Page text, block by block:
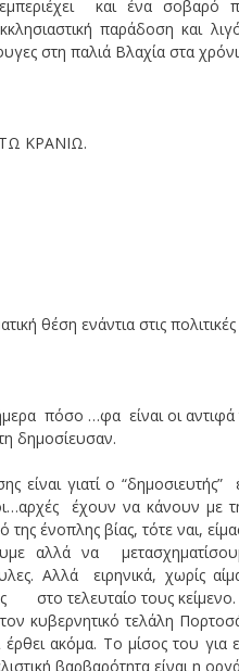
και ένα σοβαρό
παράδοση και
στη παλιά Βλαχία στα
ΚΡΑΝΙΩ.
θέση ενάντια στις
πόσο …φα είναι οι
δημοσίευσαν.
γιατί ο “δημοσιευτής”
έχουν να κάνουν με
ένοπλης βίας, τότε ναι,
αλλά να
Αλλά ειρηνικά, χωρίς
στο τελευταίο τους κείμενο.
κυβερνητικό τελάλη
ακόμα. Το μίσος του για
βαρβαρότητα είναι η